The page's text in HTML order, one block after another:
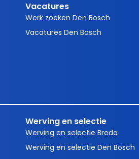
Vacatures
Werk zoeken Den Bosch
Vacatures Den Bosch
Werving en selectie
Werving en selectie Breda
Werving en selectie Den Bosch